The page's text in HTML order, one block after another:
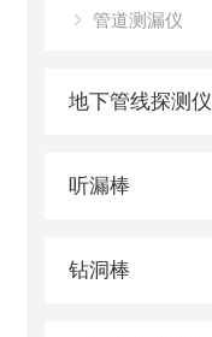
管道测漏仪
地下管线探测仪
听漏棒
钻洞棒